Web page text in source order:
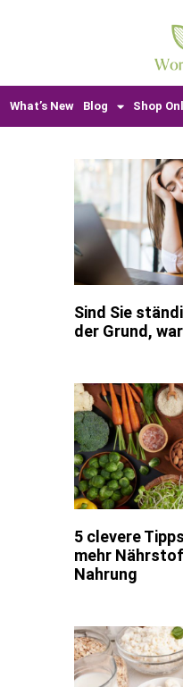
What’s New Blog Shop
Sind Sie
der Grund,
5 clevere
mehr
Nahrung